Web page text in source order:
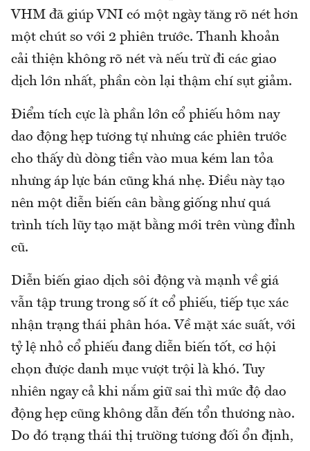
VHM đã giúp VNI có một ngày tăng rõ nét hơn
một chút so với 2 phiên trước. Thanh khoản
cải thiện không rõ nét và nếu trừ đi các giao
dịch lớn nhất, phần còn lại thậm chí sụt giảm.
Điểm tích cực là phần lớn cổ phiếu hôm nay
dao động hẹp tương tự nhưng các phiên trước
cho thấy dù dòng tiền vào mua kém lan tỏa
nhưng áp lực bán cũng khá nhẹ. Điều này tạo
nên một diễn biến cân bằng giống như quá
trình tích lũy tạo mặt bằng mới trên vùng đỉnh
cũ.
Diễn biến giao dịch sôi động và mạnh về giá
vẫn tập trung trong số ít cổ phiếu, tiếp tục xác
nhận trạng thái phân hóa. Về mặt xác suất, với
tỷ lệ nhỏ cổ phiếu đang diễn biến tốt, cơ hội
chọn được danh mục vượt trội là khó. Tuy
nhiên ngay cả khi nắm giữ sai thì mức độ dao
động hẹp cũng không dẫn đến tổn thương nào.
Do đó trạng thái thị trường tương đối ổn định,